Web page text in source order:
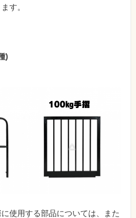
す。
)
使用する部品については、また